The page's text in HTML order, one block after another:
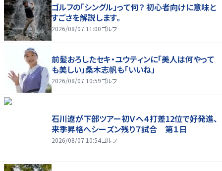
ゴルフの「シングル」って何？ 初心者向けに意味と
すごさを解説します。
2026/08/07 11:00ゴルフ
前髪おろしたセキ・ユウティンに「美人は何やって
も美しい」桑木志帆も「いいね」
2026/08/07 10:59ゴルフ
石川遼が下部ツアー初Ｖへ４打差12位で好発進、
来季昇格へシーズン残り７試合 第１日
2026/08/07 10:54ゴルフ